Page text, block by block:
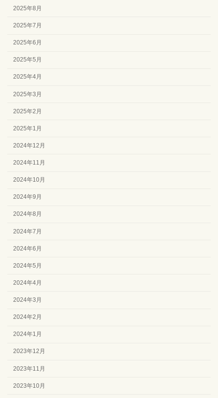
2025年8月
2025年7月
2025年6月
2025年5月
2025年4月
2025年3月
2025年2月
2025年1月
2024年12月
2024年11月
2024年10月
2024年9月
2024年8月
2024年7月
2024年6月
2024年5月
2024年4月
2024年3月
2024年2月
2024年1月
2023年12月
2023年11月
2023年10月